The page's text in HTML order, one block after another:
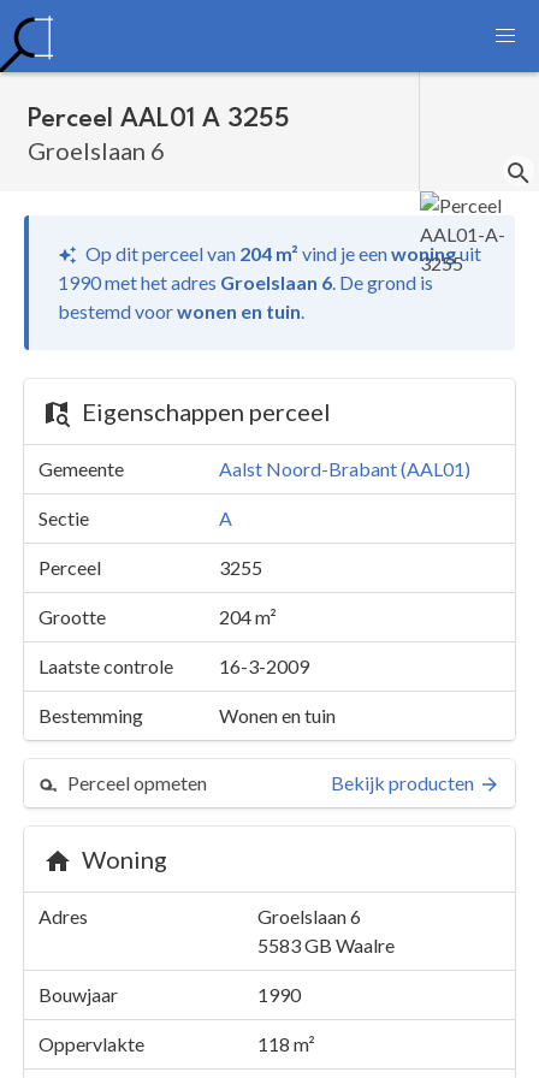
Perceel AAL01 A 3255
Groelslaan 6
Op dit perceel van 204 m² vind jeeenwoninguit
1990 met het adres Groelslaan 6. De grond is
bestemd voorwonen en tuin.
Eigenschappen perceel
Gemeente Aalst Noord-Brabant (AAL01)
Sectie A
Perceel 3255
Grootte 204 m²
Laatste controle 16-3-2009
Bestemming Wonen en tuin
Perceel opmeten Bekijk producten
Woning
Adres
Groelslaan 6
5583 GB Waalre
Bouwjaar 1990
Oppervlakte 118 m²
Perceel 3255
Kaarten en rapporten